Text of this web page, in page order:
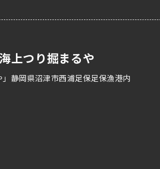
上つり掘まるや
静岡県沼津市西浦足保足保漁港内